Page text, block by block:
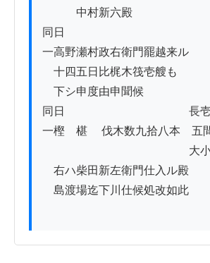
中村新六殿
同日
一高野瀬村政右衛門罷越来ル
十四五日比梶木筏壱艘も
下シ申度由申聞候
同日　　　　　　　　　　　長壱
一樫　椹　 伐木数九拾八本　五
大小
右ハ柴田新左衛門仕入ル殿
島渡場迄下川仕候処改如此